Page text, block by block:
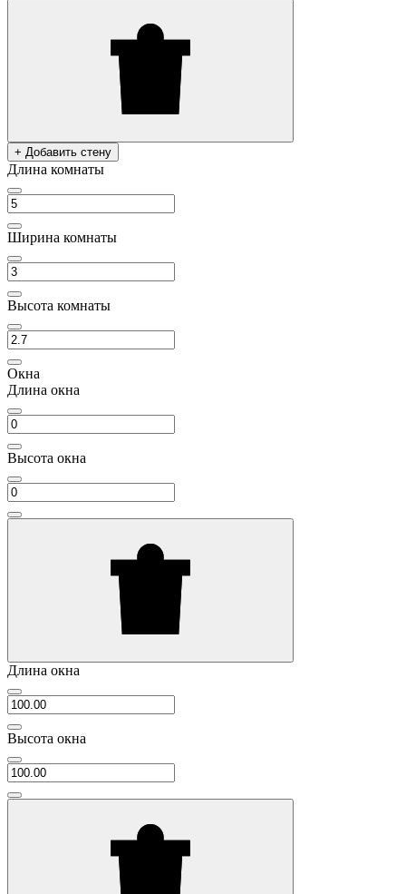
+ Добавить стену
Длина комнаты
Ширина комнаты
Высота комнаты
Окна
Длина окна
Высота окна
Длина окна
Высота окна